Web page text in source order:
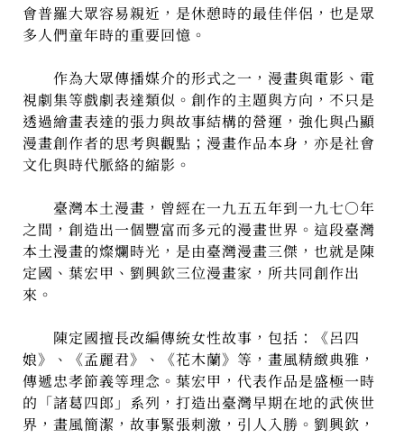
會普羅大眾容易親近，是休憩時的最佳伴侶，也是眾
多人們童年時的重要回憶。
作為大眾傳播媒介的形式之一，漫畫與電影、電
視劇集等戲劇表達類似。創作的主題與方向，不只是
透過繪畫表達的張力與故事結構的營運，強化與凸顯
漫畫創作者的思考與觀點；漫畫作品本身，亦是社會
文化與時代脈絡的縮影。
臺灣本土漫畫，曾經在一九五五年到一九七○年
之間，創造出一個豐富而多元的漫畫世界。這段臺灣
本土漫畫的燦爛時光，是由臺灣漫畫三傑，也就是陳
定國、葉宏甲、劉興欽三位漫畫家，所共同創作出
來。
陳定國擅長改編傳統女性故事，包括：《呂四
娘》、《孟麗君》、《花木蘭》等，畫風精緻典雅，
傳遞忠孝節義等理念。葉宏甲，代表作品是盛極一時
的「諸葛四郎」系列，打造出臺灣早期在地的武俠世
界，畫風簡潔，故事緊張刺激，引人入勝。劉興欽，